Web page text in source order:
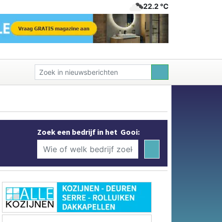
22.2 ℃
Zoek een bedrijf in het Gooi: